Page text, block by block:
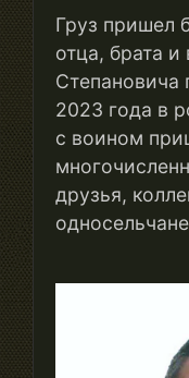
Груз пришел
отца, брата
Степановича
2023 года в
с воином
друзья,